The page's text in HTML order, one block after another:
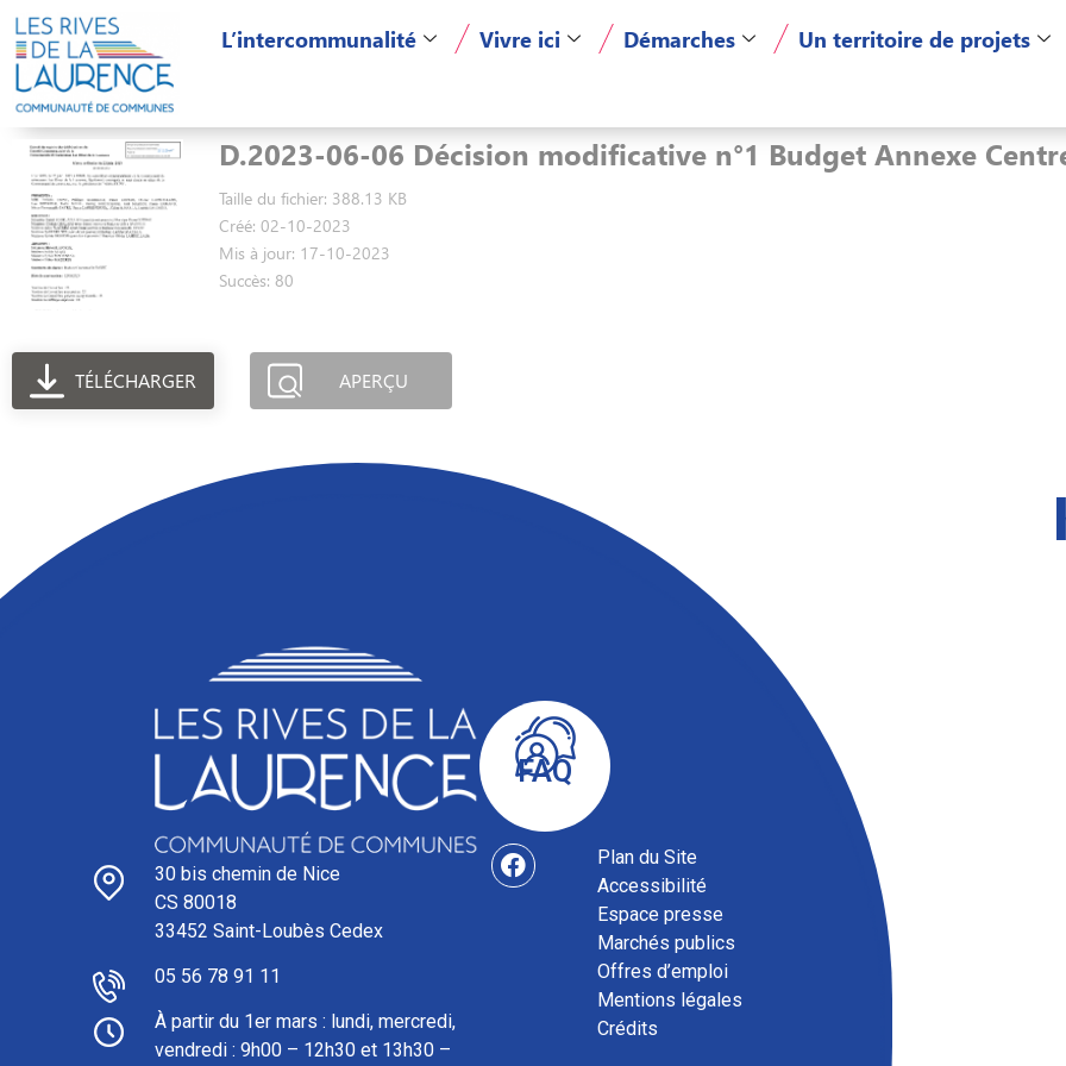
L’intercommunalité Vivre ici Démarches Un territoire de projets
D.2023-06-06 Décision modificative n°1 Budget Annexe
Taille du fichier: 388.13 KB
Créé: 02-10-2023
Mis à jour: 17-10-2023
Succès: 80
TÉLÉCHARGER APERÇU
30 bis chemin de Nice
CS 80018
33452 Saint-Loubès Cedex
05 56 78 91 11
À partir du 1er mars : l undi, mercredi,
vendredi : 9h00 – 12h30 et 13h30 –
FAQ
Plan du Site
Accessibilité
Espace presse
Marchés publics
Offres d’emploi
Mentions légales
Crédits